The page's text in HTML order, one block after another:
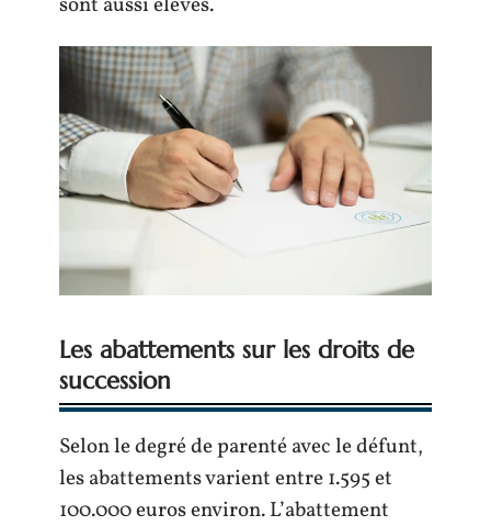
Les abattements sur les droits de
succession
Selon le degré de parenté avec le défunt,
les abattements varient entre 1.595 et
100.000 euros environ. L’abattement